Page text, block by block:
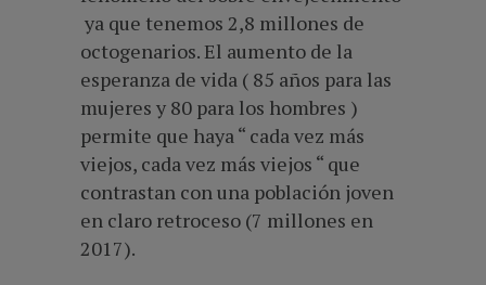
ya que tenemos 2,8 millones de
octogenarios. El aumento de la
esperanza de vida ( 85 años para las
mujeres y 80 para los hombres )
permite que haya “ cada vez más
viejos, cada vez más viejos “ que
contrastan con una población joven
en claro retroceso (7 millones en
2017).